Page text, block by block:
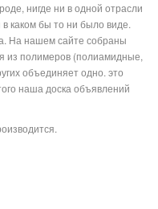
нигде ни в одной отрасли
в каком бы то ни было виде.
На нашем сайте собраны
из полимеров (полиамидные,
объединяет одно. это
наша доска объявлений